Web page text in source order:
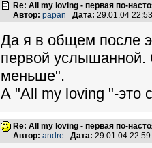
Re: All my loving - первая по-
Автор: papan Дата: 29.01.04
Да я в общем после
первой услышанной.
меньше".
А "All my loving "-это
Re: All my loving - первая по-
Автор: andre Дата: 29.01.04